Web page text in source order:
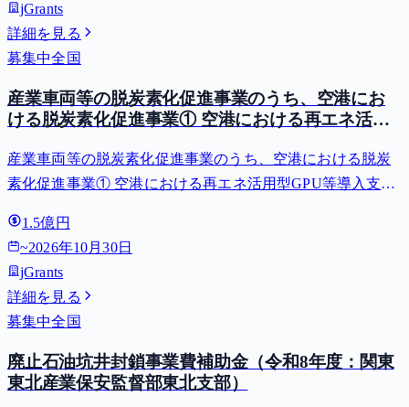
jGrants
詳細を見る
募集中全国
産業車両等の脱炭素化促進事業のうち、空港にお
ける脱炭素化促進事業① 空港における再エネ活用
費等補助金）
産業車両等の脱炭素化促進事業のうち、空港における脱炭
素化促進事業① 空港における再エネ活用型GPU等導入支援
1.5億円
~2026年10月30日
jGrants
詳細を見る
募集中全国
廃止石油坑井封鎖事業費補助金（令和8年度：関東
東北産業保安監督部東北支部）